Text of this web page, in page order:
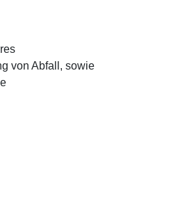
von Abfall, sowie